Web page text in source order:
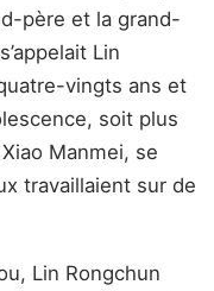
père et la grand-
Lin
vingts ans et
soit plus
Manmei, se
travaillaient sur de
Lin Rongchun